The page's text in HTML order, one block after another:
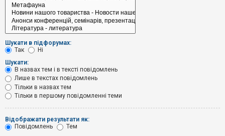
в
н
т
е
м
и
о
ш
Шукати в підфорумах:
Так
Ні
Шукати:
В назвах тем і в тексті повідомлень
Лише в текстах повідомлень
Тільки в назвах тем
Тільки в першому повідомленні теми
Відображати результати як:
Повідомлень
Тем